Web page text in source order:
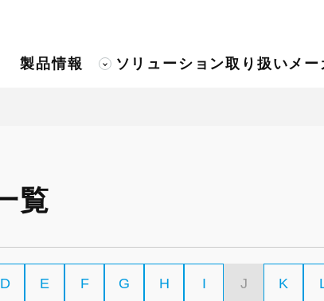
製品情報 ソリューション取り扱いメー
覧
D E F G H I J K